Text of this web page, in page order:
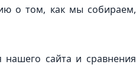
о том, как мы собираем,
сайта и сравнения